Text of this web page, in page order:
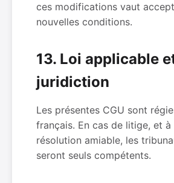
ces modifications vaut
nouvelles conditions.
13. Loi applicable
juridiction
Les présentes CGU sont
français. En cas de litige, et
résolution amiable, les
seront seuls compétents.